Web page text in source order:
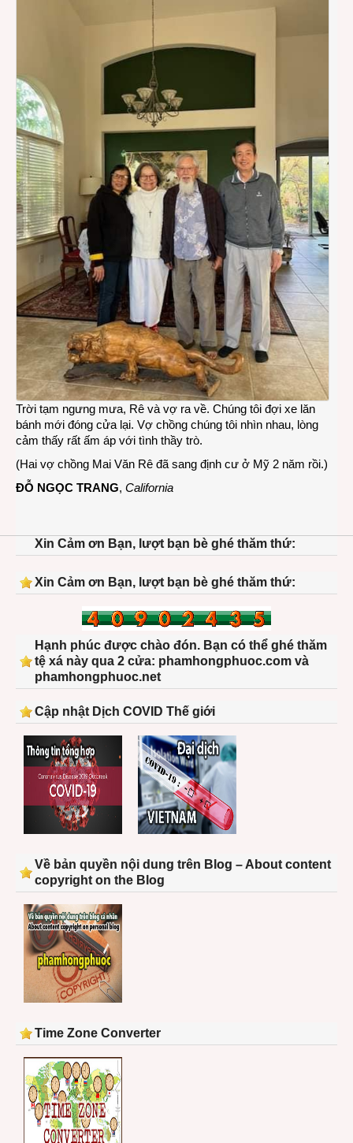
Trời tạm ngưng mưa, Rê và vợ ra về. Chúng tôi đợi xe lăn
bánh mới đóng cửa lại. Vợ chồng chúng tôi nhìn nhau, lòng
cảm thấy rất ấm áp với tình thầy trò.
(Hai vợ chồng Mai Văn Rê đã sang định cư ở Mỹ 2 năm rồi.)
ĐỖ NGỌC TRANG, California
Xin Cảm ơn Bạn, lượt bạn bè ghé thăm thứ:
Xin Cảm ơn Bạn, lượt bạn bè ghé thăm thứ:
Hạnh phúc được chào đón. Bạn có thể ghé thăm
tệ xá này qua 2 cửa: phamhongphuoc.com và
phamhongphuoc.net
Cập nhật Dịch COVID Thế giới
Về bản quyền nội dung trên Blog – About content
copyright on the Blog
Time Zone Converter